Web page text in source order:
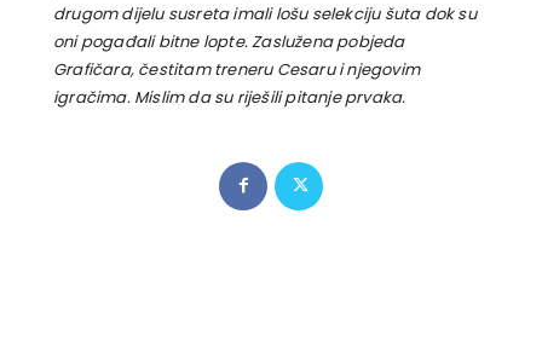
drugom dijelu susreta imali lošu selekciju šuta dok su
oni pogađali bitne lopte. Zaslužena pobjeda
Grafičara, čestitam treneru Cesaru i njegovim
igračima. Mislim da su riješili pitanje prvaka.